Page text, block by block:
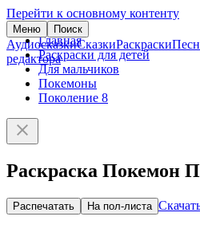
Перейти к основному контенту
Меню Поиск
АудиосказкиСказкиРаскраски
редактора
Главная
Раскраски для детей
Для мальчиков
Покемоны
Поколение 8
Раскраска Покемон
Распечатать На пол-листа